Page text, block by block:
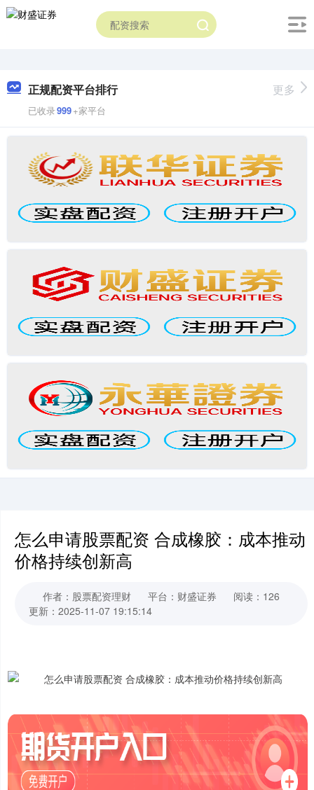
正规配资平台排行
已收录999+家平台
更多
怎么申请股票配资 合成橡胶：成本推动
价格持续创新高
作者：股票配资理财 平台：财盛证券
阅读：126
更新：2025-11-07 19:15:14